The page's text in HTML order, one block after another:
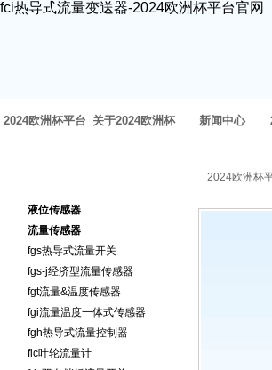
fci热导式流量变送器-2024欧洲杯平台官网
2024欧洲杯平台
体育官网
关于2024欧洲杯 新闻中心
中心
液位传感器
流量传感器
fgs热导式流量开关
fgs-j经济型流量传感器
fgt流量&温度传感器
fgi流量温度一体式传感器
fgh热导式流量控制器
fic叶轮流量计
2024欧洲杯